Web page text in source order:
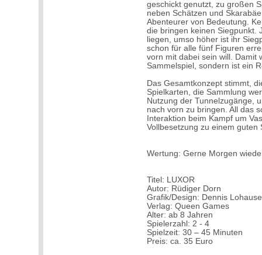
geschickt genutzt, zu großen
neben Schätzen und
Abenteurer von Bedeutung.
die bringen keinen Siegpunkt.
liegen, umso höher ist ihr
schon für alle fünf Figuren
vorn mit dabei sein will. Damit
Sammelspiel, sondern ist ein
Das Gesamtkonzept stimmt,
Spielkarten, die Sammlung
Nutzung der Tunnelzugänge,
nach vorn zu bringen. All das
Interaktion beim Kampf um
Vollbesetzung zu einem guten
Wertung: Gerne Morgen
Titel: LUXOR
Autor: Rüdiger Dorn
Grafik/Design: Dennis
Verlag: Queen Games
Alter: ab 8 Jahren
Spielerzahl: 2 - 4
Spielzeit: 30 – 45 Minuten
Preis: ca. 35 Euro